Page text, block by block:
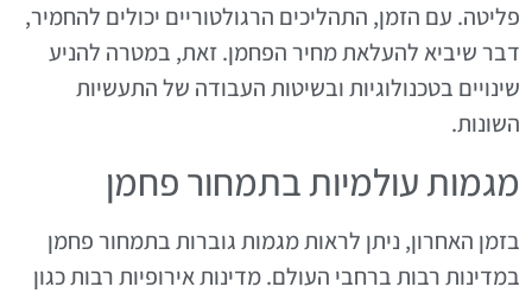
פליטה. עם הזמן, התהליכים הרגולטוריים יכולים להחמיר,
דבר שיביא להעלאת מחיר הפחמן. זאת, במטרה להניע
שינויים בטכנולוגיות ובשיטות העבודה של התעשיות
השונות.
מגמות עולמיות בתמחור פחמן
בזמן האחרון, ניתן לראות מגמות גוברות בתמחור פחמן
במדינות רבות ברחבי העולם. מדינות אירופיות רבות כגון